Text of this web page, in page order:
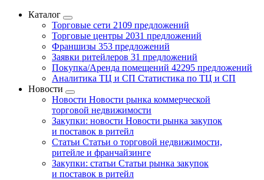
Каталог
Торговые сети 2109 предложений
Торговые центры 2031 предложений
Франшизы 353 предложений
Заявки ритейлеров 31 предложений
Покупка/Аренда помещений 42295 предложений
Аналитика ТЦ и СП Статистика по ТЦ и СП
Новости
Новости Новости рынка коммерческой
торговой недвижимости
Закупки: новости Новости рынка закупок
и поставок в ритейл
Статьи Статьи о торговой недвижимости,
ритейле и франчайзинге
Закупки: статьи Статьи рынка закупок
и поставок в ритейл